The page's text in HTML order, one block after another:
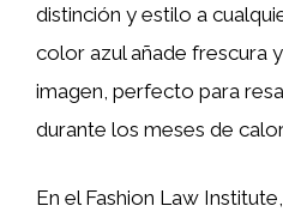
distinción y estilo a
color azul añade frescura
imagen, perfecto para
durante los meses de
En el Fashion Law